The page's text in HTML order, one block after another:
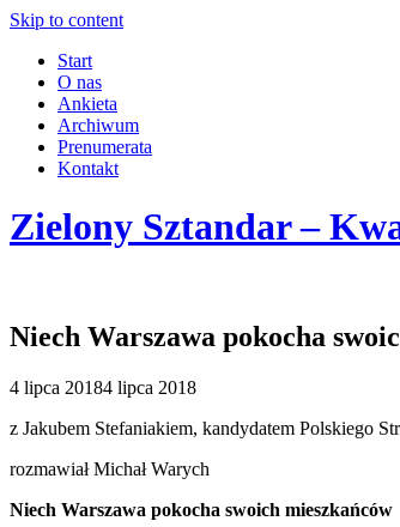
Skip to content
Start
O nas
Ankieta
Archiwum
Prenumerata
Kontakt
Zielony Sztandar –
Niech Warszawa pokocha
4 lipca 20184 lipca 2018
z Jakubem Stefaniakiem, kandydatem Polskiego
rozmawiał Michał Warych
Niech Warszawa pokocha swoich mieszkańców